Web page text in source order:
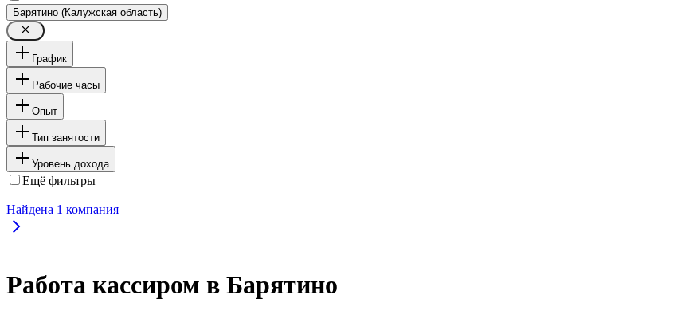
Барятино (Калужская область)
График
Рабочие часы
Опыт
Тип занятости
Уровень дохода
Ещё фильтры
Найдена 1 компания
Работа кассиром в Барятино